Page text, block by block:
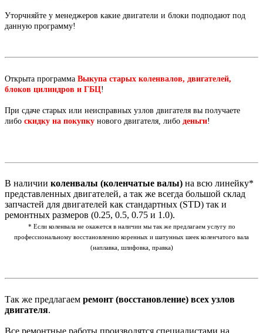
Уторчняйте у менеджеров какие двигатели и блоки подподают под
данную программу!
Открыта программа Выкупа старых коленвалов, двигателей,
блоков цилиндров и ГБЦ!
При сдаче старых или неисправных узлов двигателя вы получаете
либо скидку на покупку нового двигателя, либо деньги!
В наличии коленвалы (коленчатые валы) на всю линейку*
представленных двигателей, а так же всегда большой склад
запчастей для двигателей как стандартных (STD) так и
ремонтных размеров (0.25, 0.5, 0.75 и 1.0).
* Если коленвала не окажется в наличии мы так же предлагаем услугу по
профессиональному восстановлению коренных и шатунных шеек коленчатого вала
(наплавка, шлифовка, правка)
Так же предлагаем ремонт (восстановление) всех узлов
двигателя.